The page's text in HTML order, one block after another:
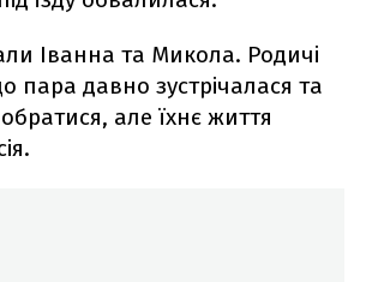
Іванна та Микола. Родичі
пара давно зустрічалася та
але їхнє життя